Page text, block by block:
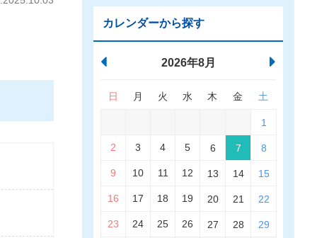
カレンダーから探す
2026年8月
日 月 火 水 木 金 土
1
2 3 4 5 6 7 8
9 10 11 12 13 14 15
16 17 18 19 20 21 22
23 24 25 26 27 28 29